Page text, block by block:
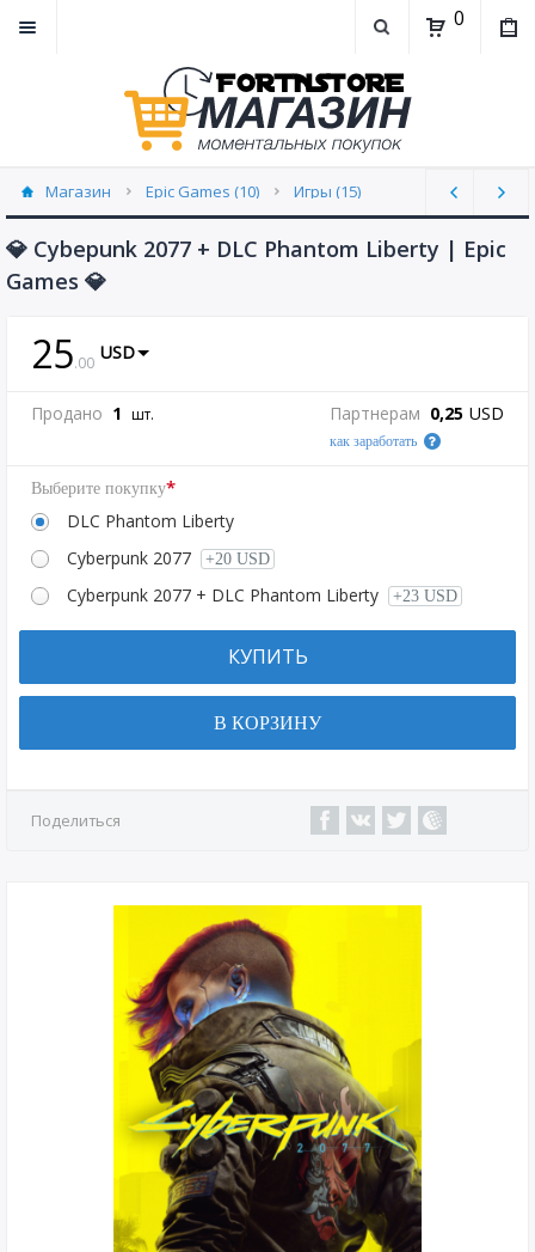
0
Магазин Epic Games (10) Игры (15)
💎 Cybepunk 2077 + DLC Phantom Liberty | Epic
Games 💎
25.00 USD
Продано 1 шт. Партнерам 0,25 USD
как заработать
Выберите покупку*
DLC Phantom Liberty
Cyberpunk 2077
+20 USD
Cyberpunk 2077 + DLC Phantom Liberty +23 USD
КУПИТЬ
В КОРЗИНУ
Поделиться